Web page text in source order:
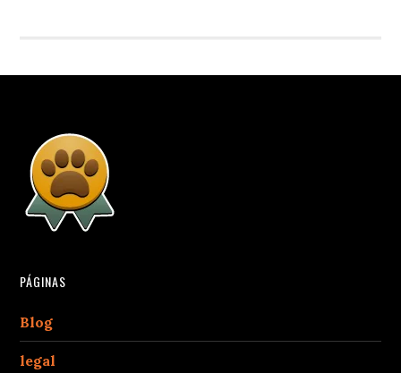
PÁGINAS
Blog
legal